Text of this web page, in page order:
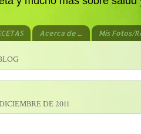
Acerca de .... Mis Fotos/
DE 2011